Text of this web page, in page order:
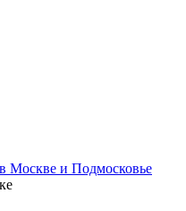
Москве и Подмосковье